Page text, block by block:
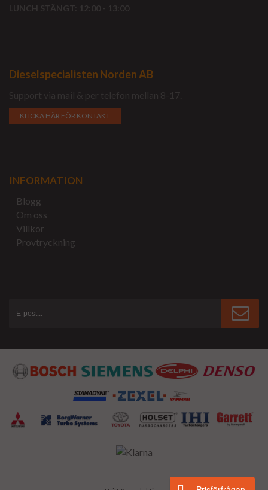
LUNCH STÄNGT: 12:00 - 13:00
Dieselspecialisten Norden AB
Support via mail & per telefon mellan 8-17.
KLICKA HÄR FÖR KONTAKT
INFORMATION
Blogg
Om oss
Villkor
Provtryckning